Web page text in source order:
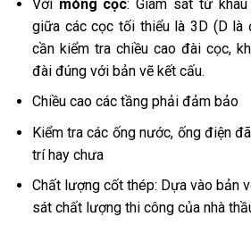
Với móng cọc: Giám sát từ
giữa các cọc tối thiểu là 3D (D là
cần kiểm tra chiều cao đài cọc,
đài đúng với bản vẽ kết cấu.
Chiều cao các tầng phải đảm bảo
Kiểm tra các ống nước, ống điện
trí hay chưa
Chất lượng cốt thép: Dựa vào bản
sát chất lượng thi công của nhà